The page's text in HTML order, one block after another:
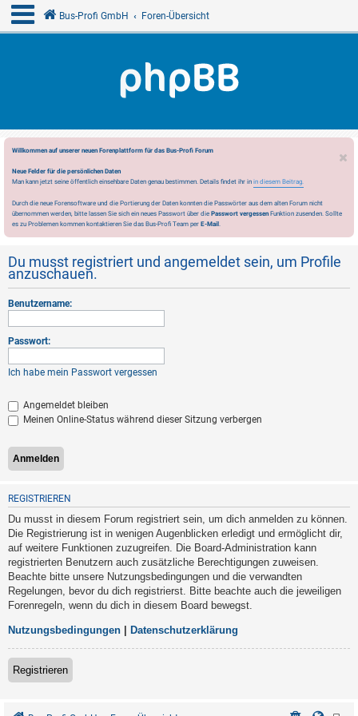
Bus-Profi GmbH Foren-Übersicht
Willkommen auf unserer neuen Forenplattform für das Bus-Profi Forum
Neue Felder für die persönlichen Daten
Man kann jetzt seine öffentlich einsehbare Daten genau bestimmen. Details findet ihr in in diesem Beitrag.
Durch die neue Forensoftware und die Portierung der Daten konnten die Passwörter aus dem alten Forum nicht
übernommen werden, bitte lassen Sie sich ein neues Passwort über die Passwort vergessen Funktion zusenden. Sollte
es zu Problemen kommen kontaktieren Sie das Bus-Profi Team per E-Mail.
Du musst registriert und angemeldet sein, um Profile
anzuschauen.
Benutzername:
Passwort:
Ich habe mein Passwort vergessen
Angemeldet bleiben
Meinen Online-Status während dieser Sitzung verbergen
REGISTRIEREN
Du musst in diesem Forum registriert sein, um dich anmelden zu können.
Die Registrierung ist in wenigen Augenblicken erledigt und ermöglicht dir,
auf weitere Funktionen zuzugreifen. Die Board-Administration kann
registrierten Benutzern auch zusätzliche Berechtigungen zuweisen.
Beachte bitte unsere Nutzungsbedingungen und die verwandten
Regelungen, bevor du dich registrierst. Bitte beachte auch die jeweiligen
Forenregeln, wenn du dich in diesem Board bewegst.
Nutzungsbedingungen Datenschutzerklärung
Registrieren